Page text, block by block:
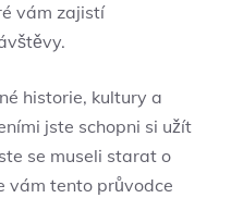
vám zajistí
historie, kultury a
jste schopni si užít
se museli starat o
vám tento průvodce